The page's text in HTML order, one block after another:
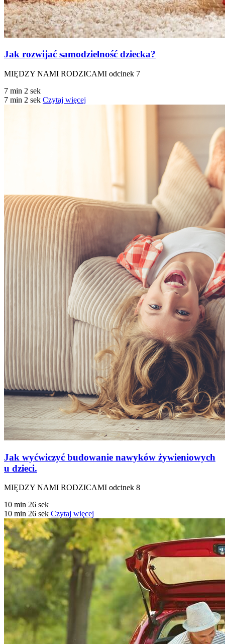
Jak rozwijać samodzielność dziecka?
MIĘDZY NAMI RODZICAMI odcinek 7
7 min 2 sek
7 min 2 sek Czytaj więcej
Jak wyćwiczyć budowanie nawyków żywieniowych
u dzieci.
MIĘDZY NAMI RODZICAMI odcinek 8
10 min 26 sek
10 min 26 sek Czytaj więcej